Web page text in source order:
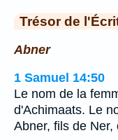
Trésor de
Abner
1 Samuel 14:50
Le nom de la
d'Achimaats. Le
Abner, fils de Ner,